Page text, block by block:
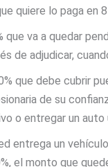
quiere lo paga en
que va a quedar
de adjudicar,
que debe cubrir
de su
o entregar un auto
entrega un
el monto que